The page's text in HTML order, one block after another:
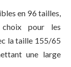
en 96 tailles,
pour les
la taille 155/65
une large